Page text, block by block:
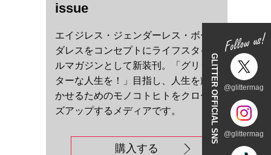
GLITTER OFFICIAL SNS @glittermag
@glittermag
issue
エイジレス・ジェンダーレス・ボー
ダレスをコンセプトにライフスタイ
ルマガジンとして新装刊。「グリッ
ターな人生を！」目指し、人生を輝
かせるためのモノコトヒトをクロー
ズアップするメディアです。
購入する